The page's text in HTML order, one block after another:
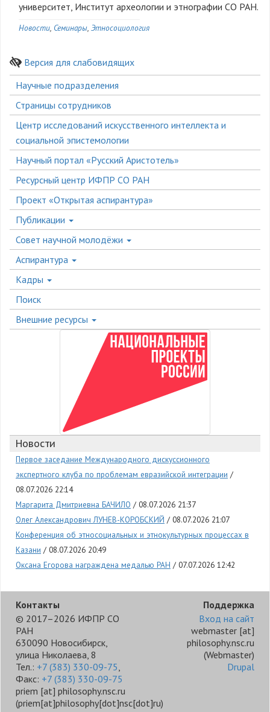
университет, Институт археологии и этнографии СО РАН.
Новости Семинары Этносоциология
Версия для слабовидящих
Боковое
меню
Научные подразделения
Страницы сотрудников
Центр исследований искусственного интеллекта и
социальной эпистемологии
Научный портал «Русский Аристотель»
Ресурсный центр ИФПР СО РАН
Проект «Открытая аспирантура»
Публикации
Совет научной молодёжи
Аспирантура
Кадры
Поиск
Внешние ресурсы
Новости
Первое заседание Международного дискуссионного
экспертного клуба по проблемам евразийской интеграции
08.07.2026 22:14
Маргарита Дмитриевна БАЧИЛО
08.07.2026 21:37
Олег Александрович ЛУНЕВ-КОРОБСКИЙ
08.07.2026 21:07
Конференция об этносоциальных и этнокультурных процессах в
Казани
08.07.2026 20:49
Оксана Егорова награждена медалью РАН
07.07.2026 12:42
Контакты
© 2017–2026 ИФПР СО
РАН
630090 Новосибирск,
улица Николаева, 8
Тел.: +7 (383) 330-09-75,
Факс: +7 (383) 330-09-75
priem [at] philosophy.nsc.ru
(priem[at]philosophy[dot]nsc[dot]ru)
Поддержка
Вход на сайт
webmaster [at]
philosophy.nsc.ru
(Webmaster)
Drupal